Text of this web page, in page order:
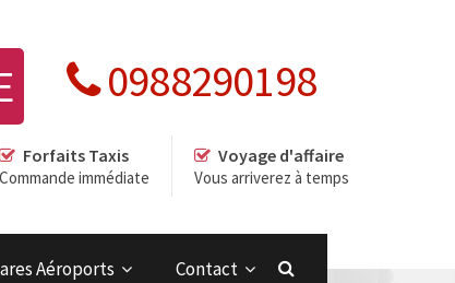
0988290198
Forfaits Taxis
Commande immédiate
Voyage d'affaire
Vous arriverez à temps
Aéroports Contact